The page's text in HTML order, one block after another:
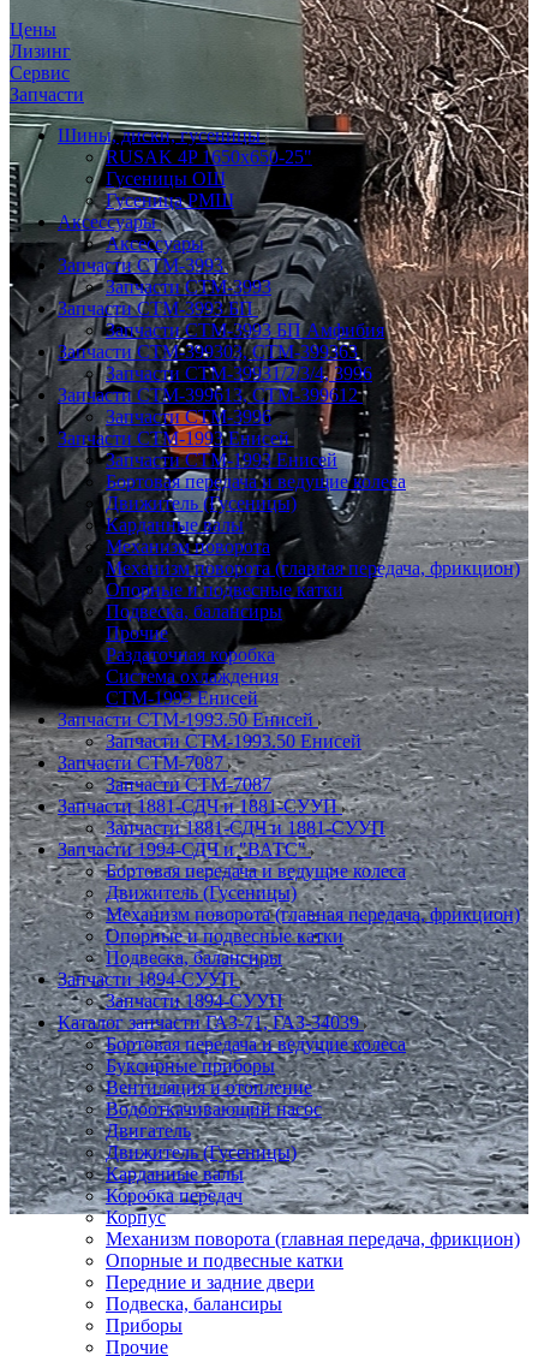
Цены
Лизинг
Сервис
Запчасти
Шины, диски, гусеницы
RUSAK 4P 1650х650-25"
Гусеницы ОШ
Гусеница РМШ
Аксессуары
Аксессуары
Запчасти СТМ-3993
Запчасти СТМ-3993
Запчасти СТМ-3993 БП
Запчасти СТМ-3993 БП Амфибия
Запчасти СТМ-399303, СТМ-399363
Запчасти СТМ-39931/2/3/4, 3996
Запчасти СТМ-399613, СТМ-399612
Запчасти СТМ-3996
Запчасти СТМ-1993 Енисей
Запчасти СТМ-1993 Енисей
Бортовая передача и ведущие колеса
Движитель (Гусеницы)
Карданные валы
Механизм поворота
Механизм поворота (главная передача, фрикцион)
Опорные и подвесные катки
Подвеска, балансиры
Прочие
Раздаточная коробка
Система охлаждения
СТМ-1993 Енисей
Запчасти СТМ-1993.50 Енисей
Запчасти СТМ-1993.50 Енисей
Запчасти СТМ-7087
Запчасти СТМ-7087
Запчасти 1881-СДЧ и 1881-СУУП
Запчасти 1881-СДЧ и 1881-СУУП
Запчасти 1994-СДЧ и "ВАТС"
Бортовая передача и ведущие колеса
Движитель (Гусеницы)
Механизм поворота (главная передача, фрикцион)
Опорные и подвесные катки
Подвеска, балансиры
Запчасти 1894-СУУП
Запчасти 1894-СУУП
Каталог запчасти ГАЗ-71, ГАЗ-34039
Бортовая передача и ведущие колеса
Буксирные приборы
Вентиляция и отопление
Водооткачивающий насос
Двигатель
Движитель (Гусеницы)
Карданные валы
Коробка передач
Корпус
Механизм поворота (главная передача, фрикцион)
Опорные и подвесные катки
Передние и задние двери
Подвеска, балансиры
Приборы
Прочие